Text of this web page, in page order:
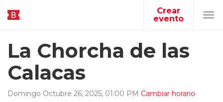
Crear
evento
La Chorcha de las
Calacas
Domingo Octubre 26, 2025, 01:00 PM Cambiar horario